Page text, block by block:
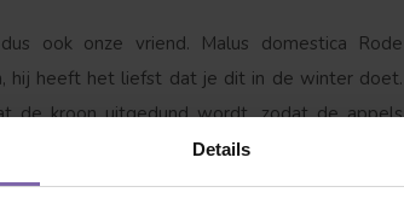
Details
ook onze vriend. Malus domestica Rode
hij heeft het liefst dat je dit in de winter doet.
de kroon uitgedund wordt, zodat de appels
groeit deze appelboom het best.